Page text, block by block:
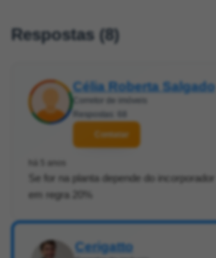
Respostas (8)
Célia Roberta Salgado
Corretor de imóveis
Respostas: 68
Contatar
há 5 anos
Se for na planta depende do incorporador
em regra 20%
Cerigatto